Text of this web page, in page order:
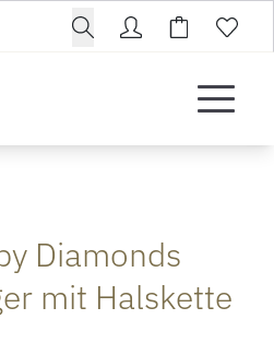
Diamonds
mit Halskette